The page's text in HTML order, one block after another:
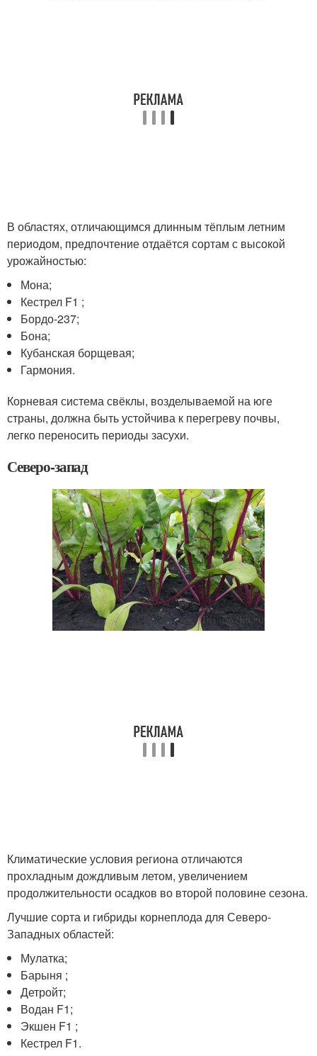
В областях, отличающимся длинным тёплым летним
периодом, предпочтение отдаётся сортам с высокой
урожайностью:
Мона;
Кестрел F1 ;
Бордо-237;
Бона;
Кубанская борщевая;
Гармония.
Корневая система свёклы, возделываемой на юге
страны, должна быть устойчива к перегреву почвы,
легко переносить периоды засухи.
Северо-запад
Климатические условия региона отличаются
прохладным дождливым летом, увеличением
продолжительности осадков во второй половине сезона.
Лучшие сорта и гибриды корнеплода для Северо-
Западных областей:
Мулатка;
Барыня ;
Детройт;
Водан F1;
Экшен F1 ;
Кестрел F1.